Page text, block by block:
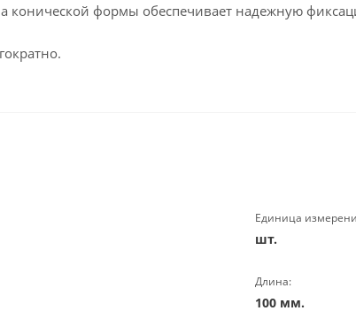
конической формы обеспечивает надежную
Единица
шт.
Длина:
100 мм.